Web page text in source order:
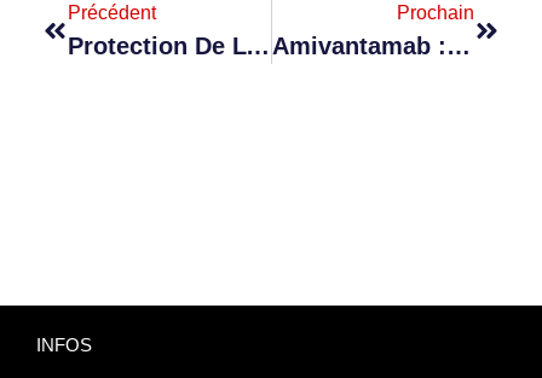
Précédent
Protection De L’environnement : De Nouveaux Amendements Et Plusieurs Projets De Loi Annoncés
Prochain
Amivantamab : Une Injection Estimée À Rs 500 000
INFOS